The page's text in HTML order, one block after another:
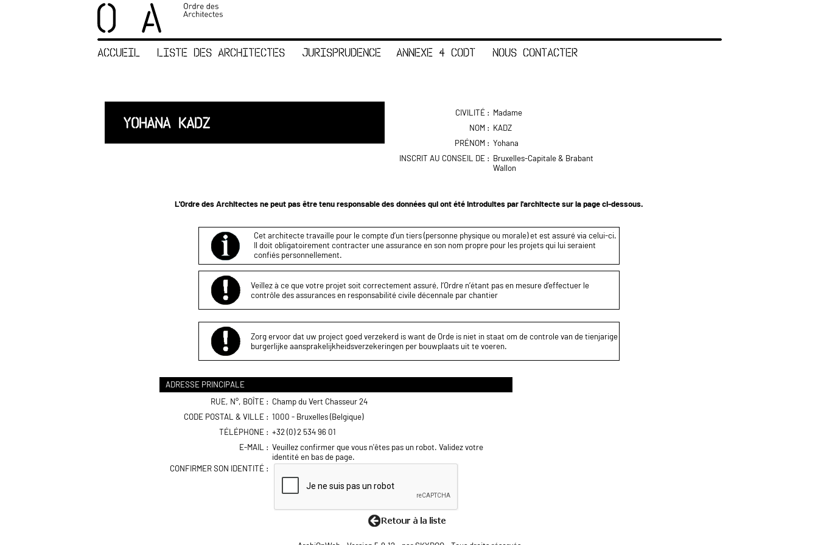
ACCUEIL LISTE DES ARCHITECTES JURISPRUDENCE ANNEXE 4 CODT NOUS CONTACTER
YOHANA KADZ
CIVILITÉ : Madame
NOM : KADZ
PRÉNOM : Yohana
INSCRIT AU CONSEIL DE : Bruxelles-Capitale & Brabant
Wallon
L'Ordre des Architectes ne peut pas être tenu responsable des données qui ont été introduites par l'architecte sur la page ci-dessous.
Cet architecte travaille pour le compte d’un tiers (personne physique ou morale) et est assuré via celui-ci.
Il doit obligatoirement contracter une assurance en son nom propre pour les projets qui lui seraient
confiés personnellement.
Veillez à ce que votre projet soit correctement assuré, l’Ordre n’étant pas en mesure d’effectuer le
contrôle des assurances en responsabilité civile décennale par chantier
Zorg ervoor dat uw project goed verzekerd is want de Orde is niet in staat om de controle van de tienjarige
burgerlijke aansprakelijkheidsverzekeringen per bouwplaats uit te voeren.
ADRESSE PRINCIPALE
RUE, N°, BOÎTE : Champ du Vert Chasseur 24
CODE POSTAL & VILLE : 1000 - Bruxelles (Belgique)
TÉLÉPHONE : +32 (0) 2 534 96 01
E-MAIL : Veuillez confirmer que vous n'êtes pas un robot. Validez votre
identité en bas de page.
CONFIRMER SON IDENTITÉ :